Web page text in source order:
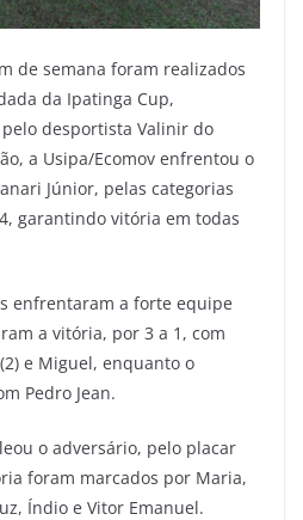
de semana foram realizados
da Ipatinga Cup,
desportista Valinir do
a Usipa/Ecomov enfrentou o
Júnior, pelas categorias
garantindo vitória em todas
enfrentaram a forte equipe
a vitória, por 3 a 1, com
e Miguel, enquanto o
Pedro Jean.
o adversário, pelo placar
foram marcados por Maria,
Índio e Vitor Emanuel.